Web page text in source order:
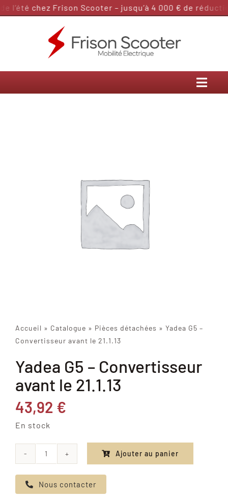
Passer
l’été chez Frison Scooter – jusqu’à 4 000 € de
Accueil » Catalogue » Pièces détachées » Yadea G5 –
Convertisseur avant le 21.1.13
Yadea G5 – Convertisseur
avant le 21.1.13
43,92 €
En stock
de
Yadea
Ajouter au panier
Nous contacter